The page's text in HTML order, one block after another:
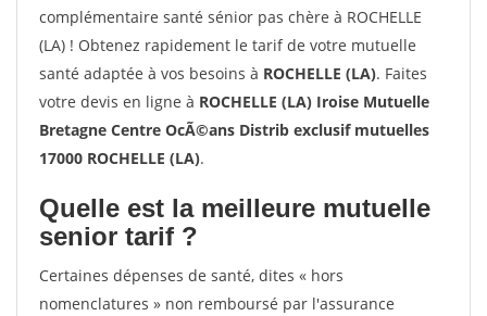
complémentaire santé sénior pas chère à ROCHELLE
(LA) ! Obtenez rapidement le tarif de votre mutuelle
santé adaptée à vos besoins à ROCHELLE (LA). Faites
votre devis en ligne à ROCHELLE (LA) Iroise Mutuelle
Bretagne Centre OcÃ©ans Distrib exclusif mutuelles
17000 ROCHELLE (LA).
Quelle est la meilleure mutuelle
senior tarif ?
Certaines dépenses de santé, dites « hors
nomenclatures » non remboursé par l'assurance